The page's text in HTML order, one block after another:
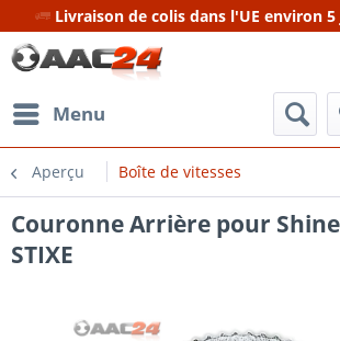
Livraison de colis dans l'UE environ
Menu
Aperçu Boîte de vitesses
Couronne Arrière pour
STIXE